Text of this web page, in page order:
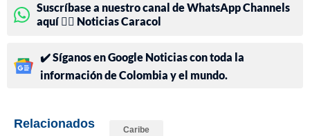
Suscríbase a nuestro canal de WhatsApp Channels
aquí 👉🏻 Noticias Caracol
✔️ Síganos en Google Noticias con toda la
información de Colombia y el mundo.
Relacionados Caribe